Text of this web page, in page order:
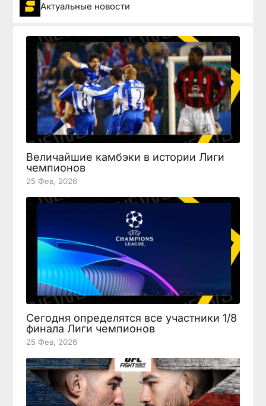
Актуальные новости
Величайшие камбэки в истории Лиги
чемпионов
25 Фев, 2026
Сегодня определятся все участники 1/8
финала Лиги чемпионов
25 Фев, 2026